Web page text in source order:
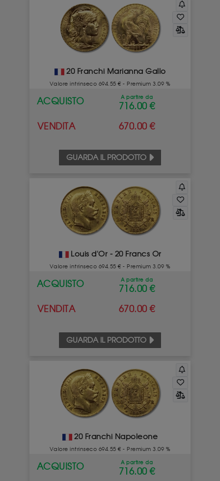
20 Franchi Marianna Gallo
Valore intrinseco 694.55 € - Premium 3.09 %
ACQUISTO A partire da
716.00 €
VENDITA
670.00 €
GUARDA IL PRODOTTO
Louis d'Or - 20 Francs Or
Valore intrinseco 694.55 € - Premium 3.09 %
ACQUISTO A partire da
716.00 €
VENDITA
670.00 €
GUARDA IL PRODOTTO
20 Franchi Napoleone
Valore intrinseco 694.55 € - Premium 3.09 %
ACQUISTO A partire da
716.00 €